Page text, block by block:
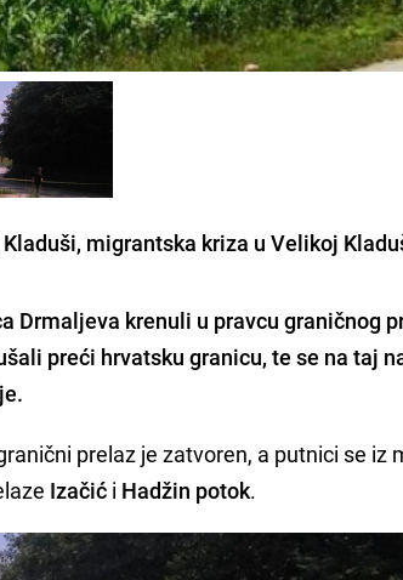
migrantska kriza u Velikoj
Drmaljeva krenuli u pravcugraničnog
preći hrvatsku granicu, te se na taj
prelaz je zatvoren, a putnici se iz
Izačić i Hadžin potok.